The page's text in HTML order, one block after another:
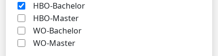
HBO-Bachelor
HBO-Master
WO-Bachelor
WO-Master